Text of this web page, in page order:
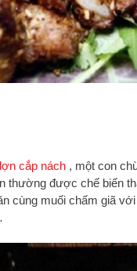
lợn cắp nách , một con
thường được chế biến
cùng muối chấm giã